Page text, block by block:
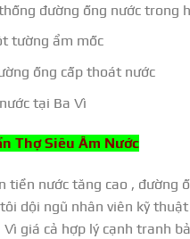
đường ống nước trong
tường ẩm mốc
ống cấp thoát nước
tại Ba Vì
Thợ Siêu Âm Nước
tiền nước tăng cao , đường
dội ngũ nhân viên kỹ
giá cả hợp lý cạnh tranh